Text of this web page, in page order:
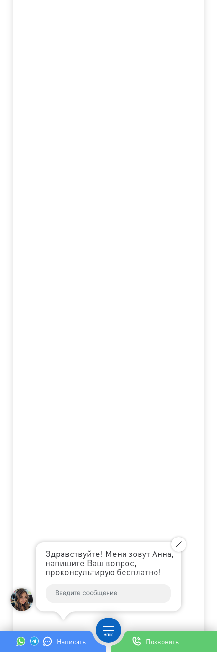
Написать Позвонить
Здравствуйте! Меня зовут Анна,
напишите Ваш вопрос,
проконсультирую бесплатно!